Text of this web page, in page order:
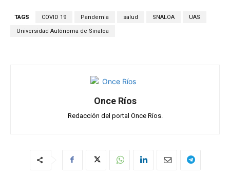
A
b
o
gr
a
p
TAGS COVID 19 Pandemia salud SNALOA UAS
Universidad Autónoma de Sinaloa
Once Ríos
Redacción del portal Once Ríos.